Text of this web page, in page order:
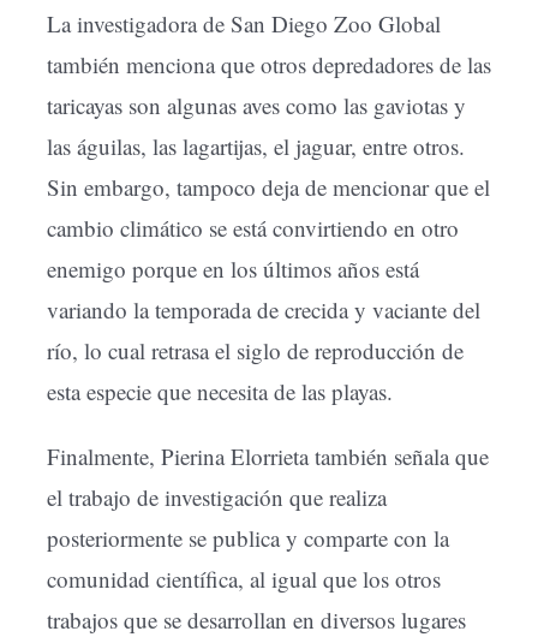
La investigadora de San Diego Zoo Global
también menciona que otros depredadores de las
taricayas son algunas aves como las gaviotas y
las águilas, las lagartijas, el jaguar, entre otros.
Sin embargo, tampoco deja de mencionar que el
cambio climático se está convirtiendo en otro
enemigo porque en los últimos años está
variando la temporada de crecida y vaciante del
río, lo cual retrasa el siglo de reproducción de
esta especie que necesita de las playas.
Finalmente, Pierina Elorrieta también señala que
el trabajo de investigación que realiza
posteriormente se publica y comparte con la
comunidad científica, al igual que los otros
trabajos que se desarrollan en diversos lugares